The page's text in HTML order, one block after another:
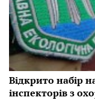
Відкрито набір
інспекторів з